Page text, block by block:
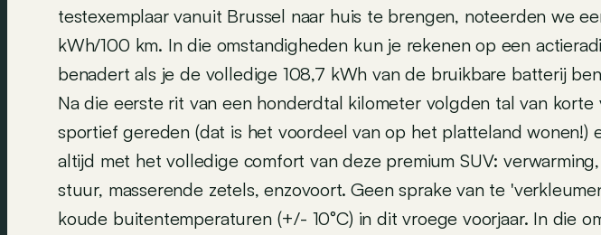
testexemplaar vanuit Brussel naar huis te brengen, noteerden we
kWh/100 km. In die omstandigheden kun je rekenen op een
benadert als je de volledige 108,7 kWh van de bruikbare batterij
Na die eerste rit van een honderdtal kilometer volgden tal van korte
sportief gereden (dat is het voordeel van op het platteland wonen!)
altijd met het volledige comfort van deze premium SUV:
stuur, masserende zetels, enzovoort. Geen sprake van te
koude buitentemperaturen (+/- 10°C) in dit vroege voorjaar. In die